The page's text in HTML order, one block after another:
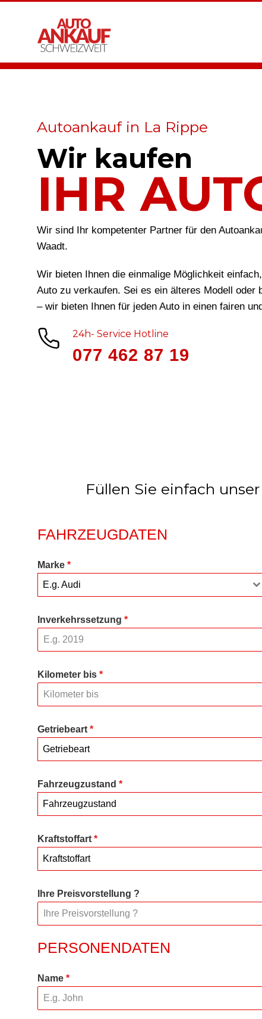
Autoankauf in La Rippe
Wir kaufen
IHR
Wir sind Ihr kompetenter Partner für den
Waadt.
Wir bieten Ihnen die einmalige Möglichkeit
Auto zu verkaufen. Sei es ein älteres Modell oder
– wir bieten Ihnen für jeden Auto in einen fairen
24h- Service Hotline
077 462 87 19
Füllen Sie einfach
FAHRZEUGDATEN
Marke *
E.g. Audi
Inverkehrssetzung *
Kilometer bis *
Getriebeart *
Getriebeart
Fahrzeugzustand *
Fahrzeugzustand
Kraftstoffart *
Kraftstoffart
Ihre Preisvorstellung ?
PERSONENDATEN
Name *